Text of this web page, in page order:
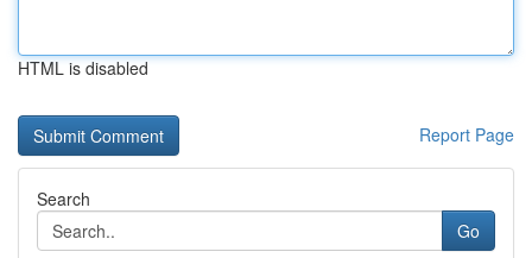
HTML is disabled
Report Page
Search
Go